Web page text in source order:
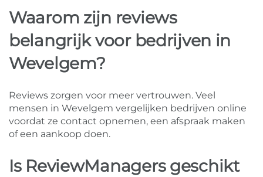
Waarom zijn reviews
belangrijk voor bedrijven in
Wevelgem?
Reviews zorgen voor meer vertrouwen. Veel
mensen in Wevelgem vergelijken bedrijven online
voordat ze contact opnemen, een afspraak maken
of een aankoop doen.
Is ReviewManagers geschikt